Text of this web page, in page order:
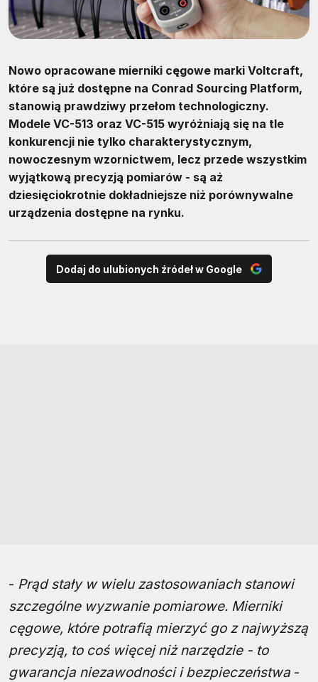
Nowo opracowane mierniki cęgowe marki Voltcraft,
które są już dostępne na Conrad Sourcing Platform,
stanowią prawdziwy przełom technologiczny.
Modele VC-513 oraz VC-515 wyróżniają się na tle
konkurencji nie tylko charakterystycznym,
nowoczesnym wzornictwem, lecz przede wszystkim
wyjątkową precyzją pomiarów - są aż
dziesięciokrotnie dokładniejsze niż porównywalne
urządzenia dostępne na rynku.
Dodaj do ulubionych źródeł w Google
- Prąd stały w wielu zastosowaniach stanowi
szczególne wyzwanie pomiarowe. Mierniki
cęgowe, które potrafią mierzyć go z najwyższą
precyzją, to coś więcej niż narzędzie - to
gwarancja niezawodności i bezpieczeństwa -